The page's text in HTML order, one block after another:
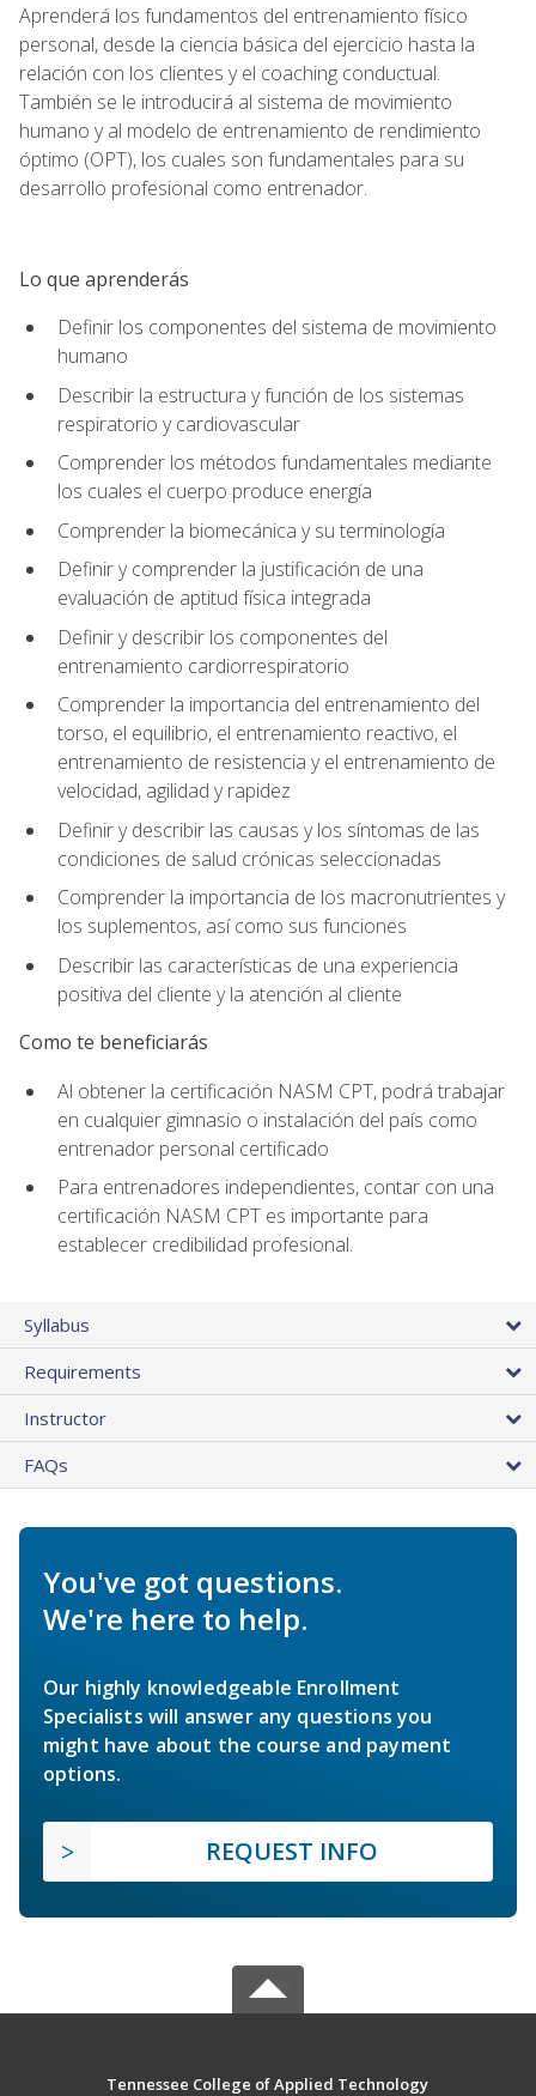
Aprenderá los fundamentos del entrenamiento físico
personal, desde la ciencia básica del ejercicio hasta la
relación con los clientes y el coaching conductual.
También se le introducirá al sistema de movimiento
humano y al modelo de entrenamiento de rendimiento
óptimo (OPT), los cuales son fundamentales para su
desarrollo profesional como entrenador.
Lo que aprenderás
Definir los componentes del sistema de movimiento
humano
Describir la estructura y función de los sistemas
respiratorio y cardiovascular
Comprender los métodos fundamentales mediante
los cuales el cuerpo produce energía
Comprender la biomecánica y su terminología
Definir y comprender la justificación de una
evaluación de aptitud física integrada
Definir y describir los componentes del
entrenamiento cardiorrespiratorio
Comprender la importancia del entrenamiento del
torso, el equilibrio, el entrenamiento reactivo, el
entrenamiento de resistencia y el entrenamiento de
velocidad, agilidad y rapidez
Definir y describir las causas y los síntomas de las
condiciones de salud crónicas seleccionadas
Comprender la importancia de los macronutrientes y
los suplementos, así como sus funciones
Describir las características de una experiencia
positiva del cliente y la atención al cliente
Como te beneficiarás
Al obtener la certificación NASM CPT, podrá trabajar
en cualquier gimnasio o instalación del país como
entrenador personal certificado
Para entrenadores independientes, contar con una
certificación NASM CPT es importante para
establecer credibilidad profesional.
Syllabus
Requirements
Instructor
FAQs
You've got questions.
We're here to help.
Our highly knowledgeable Enrollment
Specialists will answer any questions you
might have about the course and payment
options.
REQUEST INFO
Tennessee College of Applied Technology